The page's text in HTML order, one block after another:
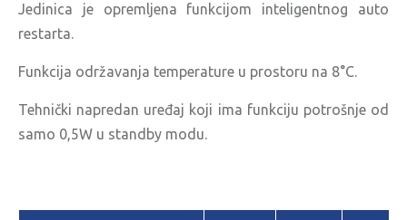
Jedinica je opremljena funkcijom inteligentnog auto
restarta.
Funkcija održavanja temperature u prostoru na 8°C.
Tehnički napredan uređaj koji ima funkciju potrošnje od
samo 0,5W u standby modu.